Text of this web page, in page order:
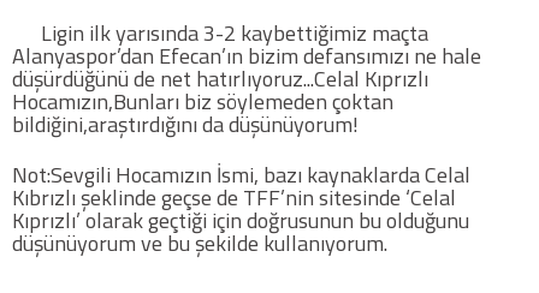
Ligin ilk yarısında 3-2 kaybettiğimiz maçta
Alanyaspor’dan Efecan’ın bizim defansımızı ne hale
düşürdüğünü de net hatırlıyoruz...Celal Kıprızlı
Hocamızın,Bunları biz söylemeden çoktan
bildiğini,araştırdığını da düşünüyorum!
Not:Sevgili Hocamızın İsmi, bazı kaynaklarda Celal
Kıbrızlı şeklinde geçse de TFF’nin sitesinde ‘Celal
Kıprızlı’ olarak geçtiği için doğrusunun bu olduğunu
düşünüyorum ve bu şekilde kullanıyorum.